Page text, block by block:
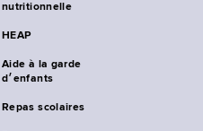
nutritionnelle
HEAP
Aide à la garde
d׳enfants
Repas scolaires